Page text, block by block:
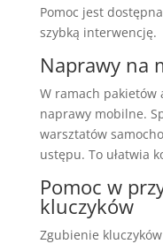
Pomoc jest
szybką interwencję.
Naprawy na
W ramach pakietów
naprawy mobilne.
warsztatów
ustępu. To ułatwia
Pomoc w
kluczyków
Zgubienie